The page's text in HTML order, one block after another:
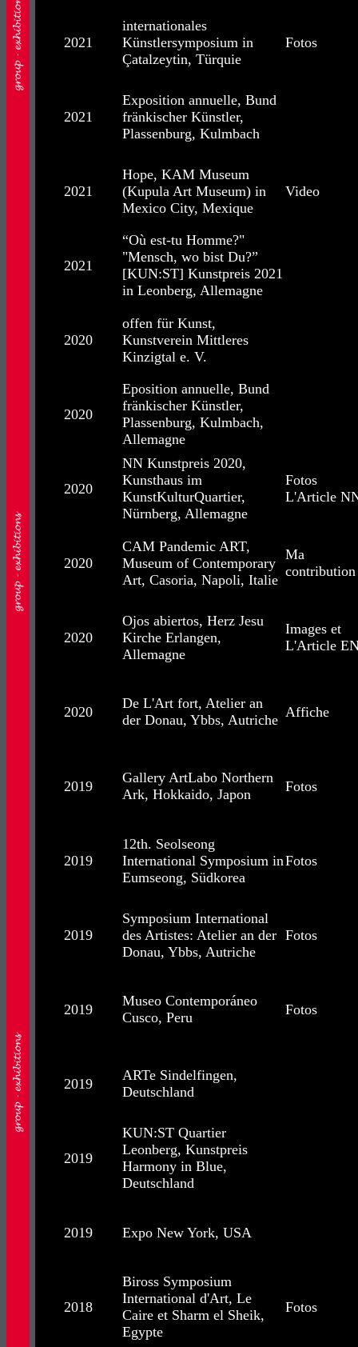
2021
internationales
Künstlersymposium in
Çatalzeytin, Türquie
Fotos
2021
Exposition annuelle, Bund
fränkischer Künstler,
Plassenburg, Kulmbach
2021
Hope, KAM Museum
(Kupula Art Museum) in
Mexico City, Mexique
Video
2021
“Où est-tu Homme?"
"Mensch, wo bist Du?”
[KUN:ST] Kunstpreis 2021
in Leonberg, Allemagne
2020
offen für Kunst,
Kunstverein Mittleres
Kinzigtal e. V.
2020
Eposition annuelle, Bund
fränkischer Künstler,
Plassenburg, Kulmbach,
Allemagne
2020
NN Kunstpreis 2020,
Kunsthaus im
KunstKulturQuartier,
Nürnberg, Allemagne
Fotos
L'Article
2020
CAM Pandemic ART,
Museum of Contemporary
Art, Casoria, Napoli, Italie
Ma
contribution
2020
Ojos abiertos, Herz Jesu
Kirche Erlangen,
Allemagne
Images et
L'Article
2020
De L'Art fort, Atelier an
der Donau, Ybbs, Autriche Affiche
2019
Gallery ArtLabo Northern
Ark, Hokkaido, Japon
Fotos
2019
12th. Seolseong
International Symposium in
Eumseong, Südkorea
Fotos
2019
Symposium International
des Artistes: Atelier an der
Donau, Ybbs, Autriche
Fotos
2019
Museo Contemporáneo
Cusco, Peru
Fotos
2019
ARTe Sindelfingen,
Deutschland
2019
KUN:ST Quartier
Leonberg, Kunstpreis
Harmony in Blue,
Deutschland
2019 Expo New York, USA
2018
Biross Symposium
International d'Art, Le
Caire et Sharm el Sheik,
Egypte
Fotos